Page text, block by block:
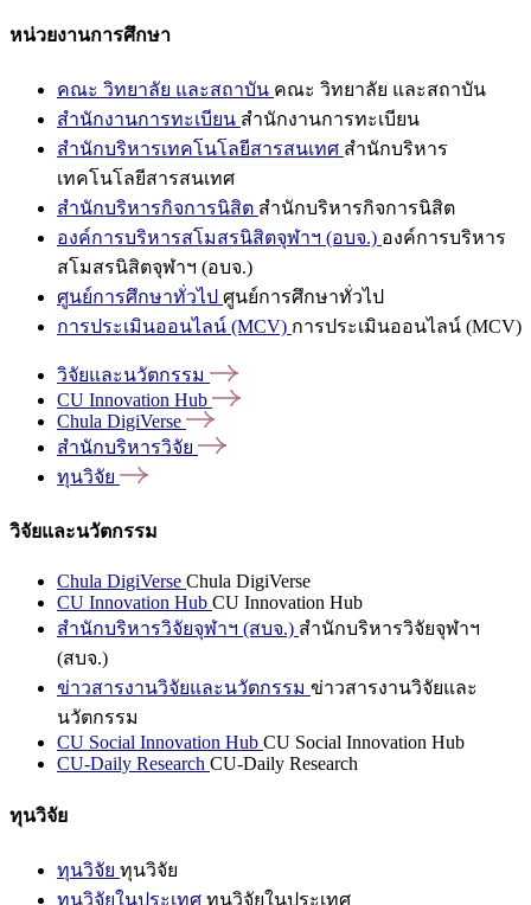
หน่วยงานการศึกษา
คณะ วิทยาลัย และสถาบัน คณะ วิทยาลัย และสถาบัน
สำนักงานการทะเบียน สำนักงานการทะเบียน
สำนักบริหารเทคโนโลยีสารสนเทศ สำนักบริหาร
เทคโนโลยีสารสนเทศ
สำนักบริหารกิจการนิสิต สำนักบริหารกิจการนิสิต
องค์การบริหารสโมสรนิสิตจุฬาฯ (อบจ.) องค์การบริหาร
สโมสรนิสิตจุฬาฯ (อบจ.)
ศูนย์การศึกษาทั่วไป ศูนย์การศึกษาทั่วไป
การประเมินออนไลน์ (MCV) การประเมินออนไลน์ (MCV)
วิจัยและนวัตกรรม
CU Innovation Hub
Chula DigiVerse
สำนักบริหารวิจัย
ทุนวิจัย
วิจัยและนวัตกรรม
Chula DigiVerse Chula DigiVerse
CU Innovation Hub CU Innovation Hub
สำนักบริหารวิจัยจุฬาฯ (สบจ.) สำนักบริหารวิจัยจุฬาฯ
(สบจ.)
ข่าวสารงานวิจัยและนวัตกรรม ข่าวสารงานวิจัยและ
นวัตกรรม
CU Social Innovation Hub CU Social Innovation Hub
CU-Daily Research CU-Daily Research
ทุนวิจัย
ทุนวิจัย ทุนวิจัย
ทุนวิจัยในประเทศ ทุนวิจัยในประเทศ